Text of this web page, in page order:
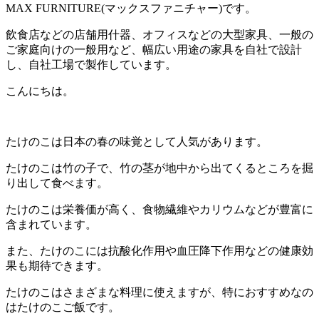
MAX FURNITURE(マックスファニチャー)です。
飲食店などの店舗用什器、オフィスなどの大型家具、一般の
ご家庭向けの一般用など、幅広い用途の家具を自社で設計
し、自社工場で製作しています。
こんにちは。
たけのこは日本の春の味覚として人気があります。
たけのこは竹の子で、竹の茎が地中から出てくるところを掘
り出して食べます。
たけのこは栄養価が高く、食物繊維やカリウムなどが豊富に
含まれています。
また、たけのこには抗酸化作用や血圧降下作用などの健康効
果も期待できます。
たけのこはさまざまな料理に使えますが、特におすすめなの
はたけのこご飯です。